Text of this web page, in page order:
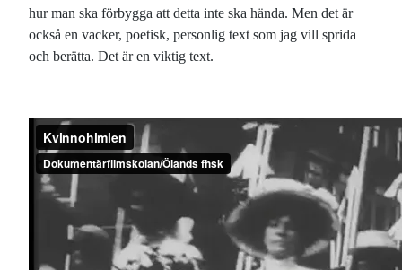
hur man ska förbygga att detta inte ska hända. Men det är
också en vacker, poetisk, personlig text som jag vill sprida
och berätta. Det är en viktig text.